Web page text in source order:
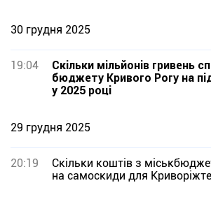
30 грудня 2025
19:04
Скільки мільйонів гривень
бюджету Кривого Рогу на
у 2025 році
29 грудня 2025
20:19
Скільки коштів з
на самоскиди для